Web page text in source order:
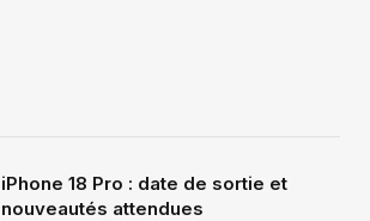
iPhone 18 Pro : date de sortie et
nouveautés attendues